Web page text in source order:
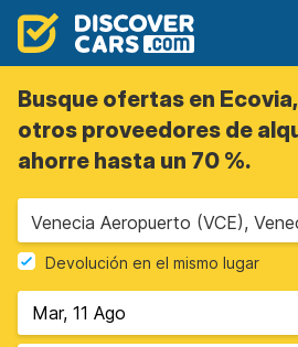
Busque ofertas en
otros proveedores de
ahorre hasta un 70 %.
Venecia Aeropuerto (VCE),
Devolución en el mismo lugar